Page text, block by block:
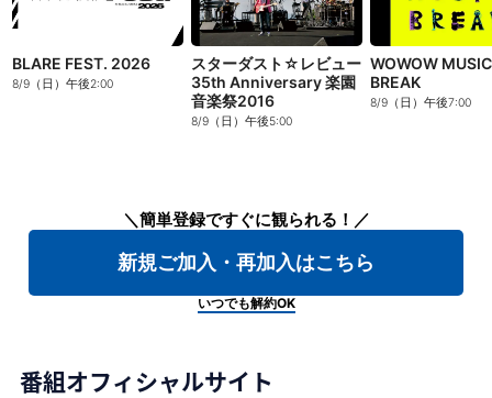
BLARE FEST. 2026
8/9（日）午後2:00
スターダスト☆レビュー
35th Anniversary 楽園
音楽祭2016
8/9（日）午後5:00
WOWOW MUSIC
BREAK
8/9（日）午後7:00
＼簡単登録ですぐに観られる！／
新規ご加入・再加入はこちら
いつでも解約OK
番組オフィシャルサイト